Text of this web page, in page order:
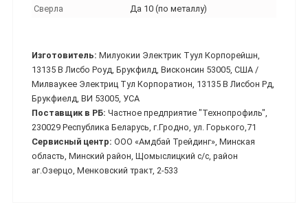
Сверла
Да 10 (по металлу)
Изготовитель: Милуокии Электрик Туул Корпорейшн,
13135 В Лисбо Роуд, Брукфилд, Висконсин 53005, США /
Милваукее Электриц Тул Корпоратион, 13135 В Лисбон Рд,
Брукфиелд, ВИ 53005, УСА
Поставщик в РБ: Частное предприятие "Технопрофиль",
230029 Республика Беларусь, г.Гродно, ул. Горького,71
Сервисный центр: ООО «Амдбай Трейдинг», Минская
область, Минский район, Щомыслицкий с/с, район
аг.Озерцо, Менковский тракт, 2-533